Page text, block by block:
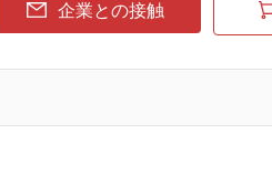
企業との接触